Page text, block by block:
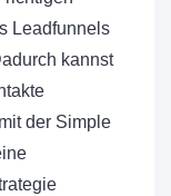
Leadfunnels
kannst
der Simple